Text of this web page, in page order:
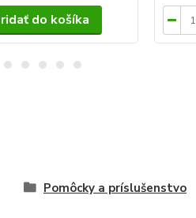
do košíka
Pomôcky a príslušenstvo